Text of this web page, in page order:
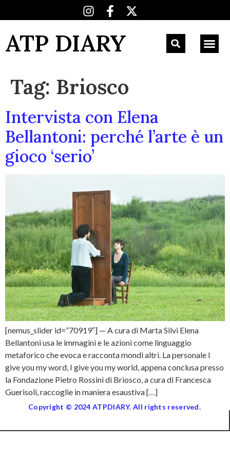
ATP DIARY
Tag: Briosco
Intervista con Elena
Bellantoni: perché l’arte è un
gioco ‘serio’
[nemus_slider id=”70919″] — A cura di Marta Silvi Elena
Bellantoni usa le immagini e le azioni come linguaggio
metaforico che evoca e racconta mondi altri. La personale I
give you my word, I give you my world, appena conclusa presso
la Fondazione Pietro Rossini di Briosco, a cura di Francesca
Guerisoli, raccoglie in maniera esaustiva […]
Copyright © 2024 ATPDIARY. All rights reserved.